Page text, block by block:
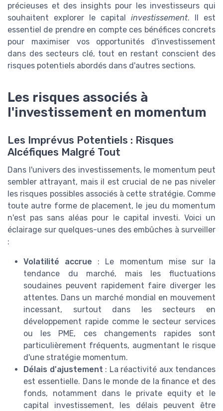
précieuses et des insights pour les investisseurs qui
souhaitent explorer le capital investissement. Il est
essentiel de prendre en compte ces bénéfices concrets
pour maximiser vos opportunités d'investissement
dans des secteurs clé, tout en restant conscient des
risques potentiels abordés dans d'autres sections.
Les risques associés à
l'investissement en momentum
Les Imprévus Potentiels : Risques
Alcéfiques Malgré Tout
Dans l'univers des investissements, le momentum peut
sembler attrayant, mais il est crucial de ne pas niveler
les risques possibles associés à cette stratégie. Comme
toute autre forme de placement, le jeu du momentum
n'est pas sans aléas pour le capital investi. Voici un
éclairage sur quelques-unes des embûches à surveiller
:
Volatilité accrue : Le momentum mise sur la
tendance du marché, mais les fluctuations
soudaines peuvent rapidement faire diverger les
attentes. Dans un marché mondial en mouvement
incessant, surtout dans les secteurs en
développement rapide comme le secteur services
ou les PME, ces changements rapides sont
particulièrement fréquents, augmentant le risque
d'une stratégie momentum.
Délais d'ajustement : La réactivité aux tendances
est essentielle. Dans le monde de la finance et des
fonds, notamment dans le private equity et le
capital investissement, les délais peuvent être